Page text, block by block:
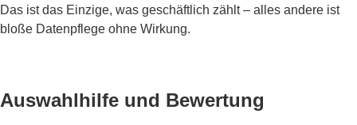
Das ist das Einzige, was geschäftlich zählt – alles andere ist
bloße Datenpflege ohne Wirkung.
Auswahlhilfe und Bewertung